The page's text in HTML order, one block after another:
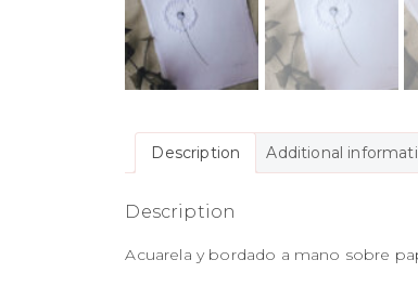
Description Additional
Description
Acuarela y bordado a mano sobre